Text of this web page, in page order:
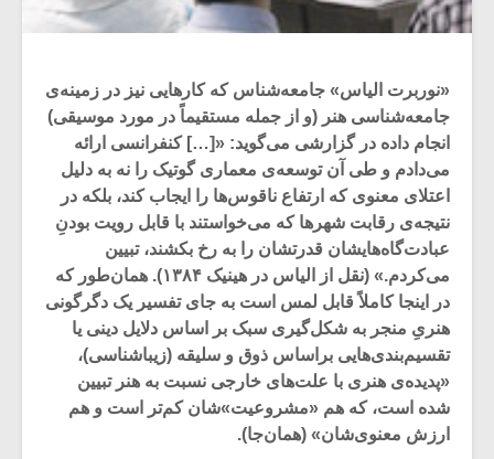
«نوربرت الیاس» جامعه‌شناس که کارهایی نیز در زمینه‌ی
جامعه‌شناسی هنر (و از جمله مستقیماً در مورد موسیقی)
انجام داده در گزارشی می‌گوید: «[…] کنفرانسی ارائه
می‌دادم و طی آن توسعه‌ی معماری گوتیک را نه به دلیل
اعتلای معنوی که ارتفاع ناقوس‌ها را ایجاب کند، بلکه در
نتیجه‌ی رقابت شهرها که می‌خواستند با قابل‌ رویت بودنِ
عبادت‌گاه‌هایشان قدرتشان را به رخ بکشند، تبیین
می‌کردم.» (نقل از الیاس در هینیک ۱۳۸۴). همان‌طور که
در اینجا کاملاً قابل لمس است به جای تفسیر یک دگرگونی
هنریِ منجر به شکل‌گیری سبک بر اساس دلایل دینی یا
تقسیم‌بندی‌هایی براساس ذوق و سلیقه (زیباشناسی)،
«پدیده‌ی هنری با علت‌های خارجی نسبت به هنر تبیین
شده است، که هم «مشروعیت»شان کم‌تر است و هم
ارزش معنوی‌شان» (همان‌جا).